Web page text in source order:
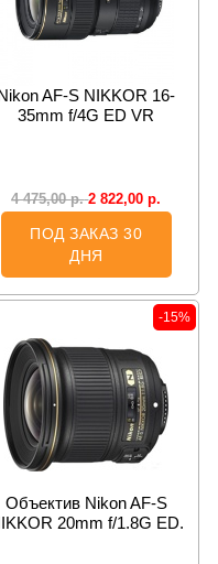
AF-S NIKKOR 16-
35mm f/4G ED VR
4 475,00р. 2 822,00р.
ПОД ЗАКАЗ 30
ДНЯ
-15%
Объектив Nikon AF-S
20mm f/1.8G ED.